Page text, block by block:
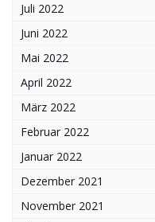
Juli 2022
Juni 2022
Mai 2022
April 2022
März 2022
Februar 2022
Januar 2022
Dezember 2021
November 2021